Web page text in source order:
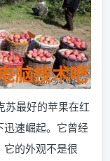
苏最好的苹果在红
迅速崛起。它曾经
的外观不是很